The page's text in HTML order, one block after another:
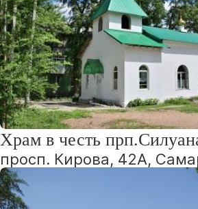
Храм в честь
просп. Кирова, 42А,